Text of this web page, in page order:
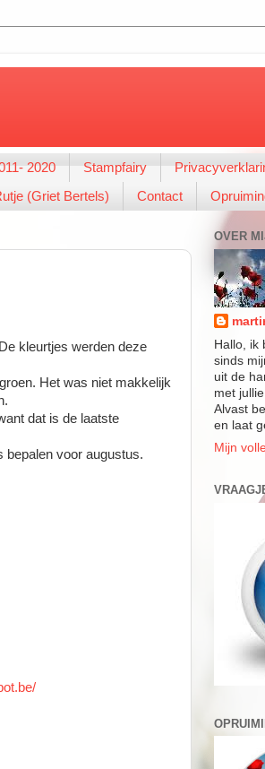
2020 Stampfairy
(Griet Bertels) Contact
kleurtjes werden deze
Het was niet makkelijk
dat is de laatste
bepalen voor augustus.
OVER
Hallo, ik
sinds
uit de
met
Alvast
en laat
Mijn